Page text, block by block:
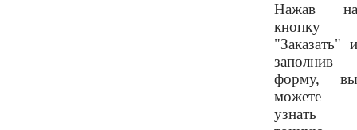
Нажав на
кнопку
"Заказать" и
заполнив
форму, вы
можете
узнать